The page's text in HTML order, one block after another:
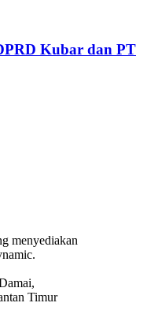
Kubar dan PT
menyediakan
Timur